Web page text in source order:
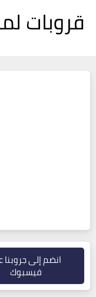
قروبات
انضم إلى
فيسبوك